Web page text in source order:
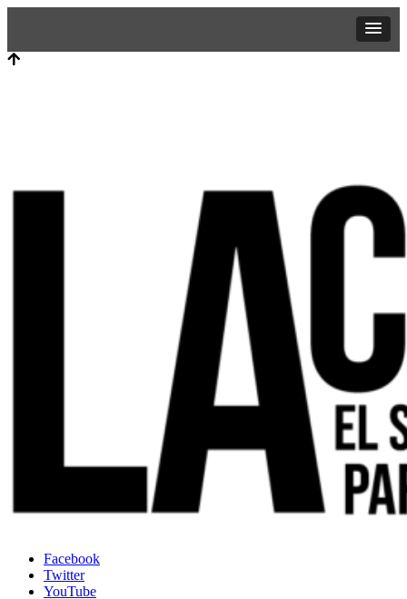
Facebook
Twitter
YouTube